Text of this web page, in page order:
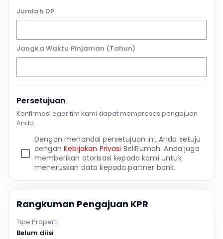
Jumlah DP
Jangka Waktu Pinjaman (Tahun)
Persetujuan
Konfirmasi agar tim kami dapat memproses pengajuan
Anda.
Dengan menandai persetujuan ini, Anda setuju
denganKebijakan Privasi BeliRumah. Anda juga
memberikan otorisasi kepada kami untuk
meneruskan data kepada partner bank.
Rangkuman Pengajuan KPR
Tipe Properti
Belum diisi